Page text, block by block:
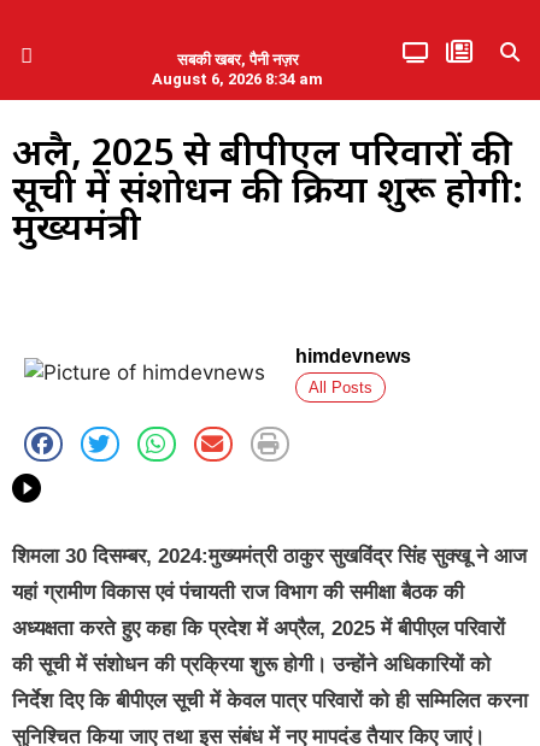
सबकी खबर, पैनी नज़र
August 6, 2026 8:34 am
अप्रैल, 2025 से बीपीएल परिवारों की
सूची में संशोधन की प्रक्रिया शुरू होगी:
मुख्यमंत्री
himdevnews
All Posts
शिमला 30 दिसम्बर, 2024:मुख्यमंत्री ठाकुर सुखविंद्र सिंह सुक्खू ने आज
यहां ग्रामीण विकास एवं पंचायती राज विभाग की समीक्षा बैठक की
अध्यक्षता करते हुए कहा कि प्रदेश में अप्रैल, 2025 में बीपीएल परिवारों
की सूची में संशोधन की प्रक्रिया शुरू होगी। उन्होंने अधिकारियों को
निर्देश दिए कि बीपीएल सूची में केवल पात्र परिवारों को ही सम्मिलित करना
सुनिश्चित किया जाए तथा इस संबंध में नए मापदंड तैयार किए जाएं।